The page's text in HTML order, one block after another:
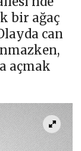
bir ağaç
can
açmak